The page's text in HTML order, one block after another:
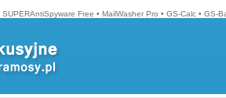
SUPERAntiSpyware Free • MailWasher Pro • GS-Calc • GS-